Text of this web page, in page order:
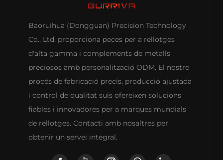
Baoruihua (Dongguan) Precision Technology
Co., Ltd. proporciona peces per a rellotges
d'alta gamma i complements de metalls
preciosos amb personalització ODM. El nostre
procés de fabricació precís, producció ajustada
i control de qualitat suís ofereixen solucions
fiables i innovadores per a marques mundials
de rellotges. Contacti amb nosaltres per
obtenir un servei integral.